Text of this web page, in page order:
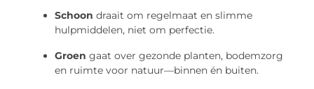
Schoon draait om regelmaat en slimme
hulpmiddelen, niet om perfectie.
Groen gaat over gezonde planten, bodemzorg
en ruimte voor natuur—binnen én buiten.